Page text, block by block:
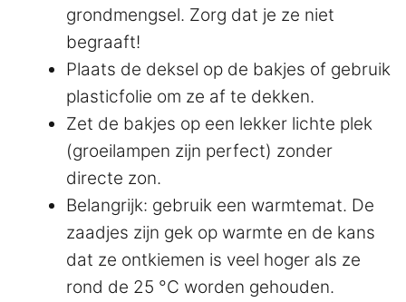
grondmengsel. Zorg dat je ze niet
begraaft!
Plaats de deksel op de bakjes of gebruik
plasticfolie om ze af te dekken.
Zet de bakjes op een lekker lichte plek
(groeilampen zijn perfect) zonder
directe zon.
Belangrijk: gebruik een warmtemat. De
zaadjes zijn gek op warmte en de kans
dat ze ontkiemen is veel hoger als ze
rond de 25 °C worden gehouden.